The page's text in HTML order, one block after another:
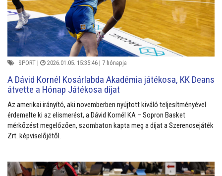
SPORT | 2026.01.05. 15:35:46 | 7 hónapja
A Dávid Kornél Kosárlabda Akadémia játékosa, KK Deans
átvette a Hónap Játékosa díjat
Az amerikai irányító, aki novemberben nyújtott kiváló teljesítményével
érdemelte ki az elismerést, a Dávid Kornél KA – Sopron Basket
mérkőzést megelőzően, szombaton kapta meg a díjat a Szerencsejáték
Zrt. képviselőjétől.